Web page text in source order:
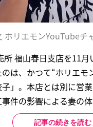
ホリエモンYouTubeチ
所 福山春日支店を11
は、かつて“ホリエ
」。本店とは別に営
件の影響による妻の
記事の続きを読む